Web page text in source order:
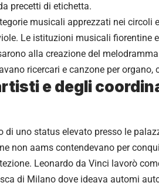
precetti di etichetta.
musicali apprezzati nei circoli
Le istituzioni musicali fiorentine
alla creazione del
ricercari e canzone per
e degli
uno status elevato presso le
non aams contendevano per
Leonardo da Vinci lavorò
di Milano dove ideava automi